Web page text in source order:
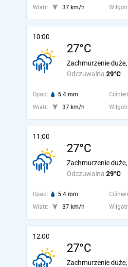
Wiatr:
37 km/h
10:00
27°C
Odczuwalna 29°C
Zachmurzenie
Opad: 5.4 mm
Wiatr:
37 km/h
11:00
27°C
Odczuwalna 29°C
Zachmurzenie
Opad: 5.4 mm
Wiatr:
37 km/h
12:00
27°C
Zachmurzenie